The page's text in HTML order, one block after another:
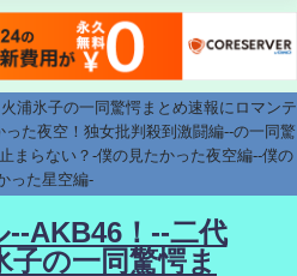
浦氷子の一同驚愕まとめ速報にロマンテ
た夜空！独女批判殺到激闘編--の一同驚
まらない？-僕の見たかった夜空編--僕の
った星空編-
AKB46！--二代
子の一同驚愕ま